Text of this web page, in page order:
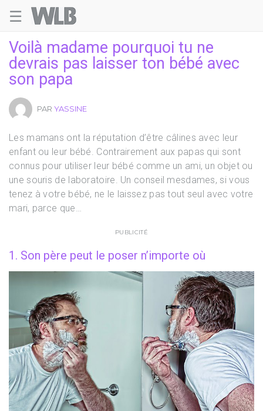
☰
Voilà madame pourquoi tu ne
devrais pas laisser ton bébé avec
son papa
PAR YASSINE
Les mamans ont la réputation d’être câlines avec leur
enfant ou leur bébé. Contrairement aux papas qui sont
connus pour utiliser leur bébé comme un ami, un objet ou
une souris de laboratoire. Un conseil mesdames, si vous
tenez à votre bébé, ne le laissez pas tout seul avec votre
mari, parce que…
PUBLICITÉ
1. Son père peut le poser n’importe où